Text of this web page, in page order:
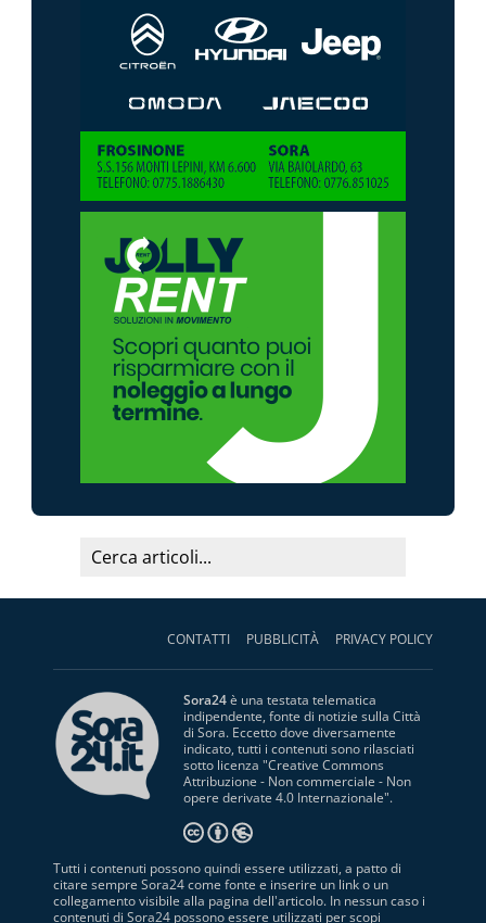
CONTATTI PUBBLICITÀ PRIVACY POLICY
Sora24è una testata telematica
indipendente, fonte di notizie sulla Città
di Sora. Eccetto dove diversamente
indicato, tutti i contenuti sono rilasciati
sotto licenza "Creative Commons
Attribuzione - Non commerciale - Non
opere derivate 4.0 Internazionale".
Tutti i contenuti possono quindi essere utilizzati, a patto di
citare sempre Sora24 come fonte e inserire un link o un
collegamento visibile alla pagina dell'articolo. In nessun caso i
contenuti di Sora24 possono essere utilizzati per scopi